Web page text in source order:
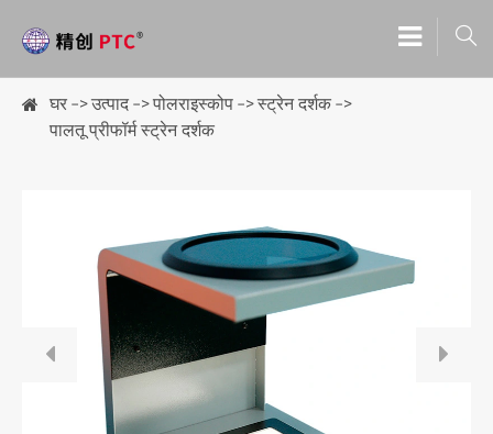

घर उत्पाद पोलराइस्कोप
स्ट्रेन दर्शक
पालतू प्रीफॉर्म स्ट्रेन दर्शक